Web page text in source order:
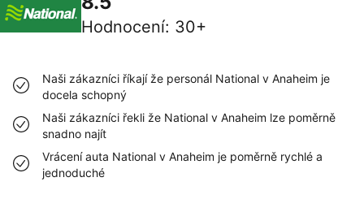
Hodnocení: 30+
Naši zákazníci říkají že personál National v Anaheim je
docela schopný
Naši zákazníci řekli že National v Anaheim lze poměrně
snadno najít
Vrácení auta National v Anaheim je poměrně rychlé a
jednoduché